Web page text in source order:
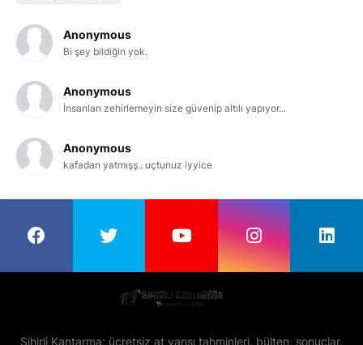
Anonymous
Bi şey bildiğin yok.
Anonymous
İnsanları zehirlemeyin size güvenip altılı yapıyor...
Anonymous
kafadan yatmışş.. uçtunuz iyyice
Sihirli Kantarma; ücretsiz at yarışı tahminleri, bülten, sonuçlar,